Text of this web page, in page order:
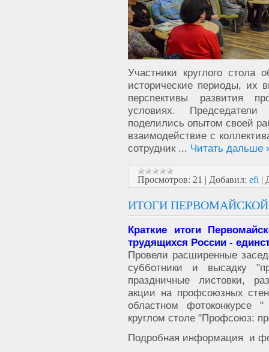
Участники круглого стола
исторические периоды, их
перспективы развития
условиях.
поделились опытом своей
взаимодействие с
сотрудник ... Читать дальше
Просмотров: 21 | Добавил: efi |
ИТОГИ
Краткие итоги
трудящихся России -
Провели расширенные
субботники и высадку
праздничные листовки,
акции на профсоюзных
областном фотоконкурсе
круглом столе "Профсоюз:
Подробная информация и